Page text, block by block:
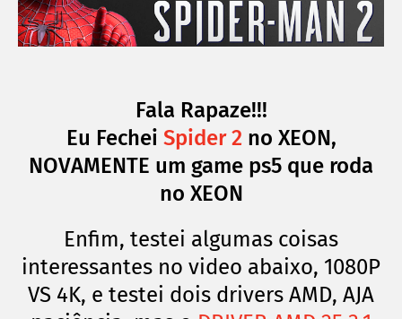
Fala Rapaze!!!
Eu Fechei Spider 2 no XEON,
NOVAMENTE um game ps5 que roda
no XEON
Enfim, testei algumas coisas
interessantes no video abaixo, 1080P
VS 4K, e testei dois drivers AMD, AJA